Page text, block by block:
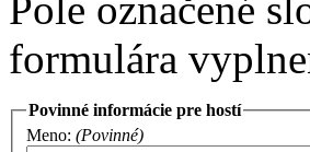
formulára
Povinné informácie pre hostí
Meno: (Povinné)